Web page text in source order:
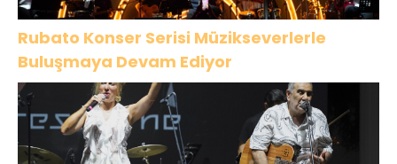
Rubato Konser Serisi Müzikseverlerle
Buluşmaya Devam Ediyor